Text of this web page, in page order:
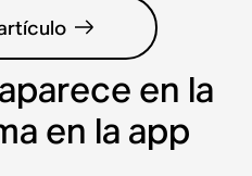
en la
en la app